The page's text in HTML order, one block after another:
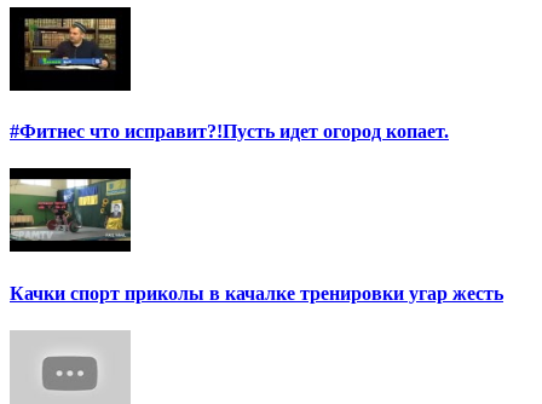
#Фитнес что исправит?!Пусть идет огород копает.
Качки спорт приколы в качалке тренировки угар жесть